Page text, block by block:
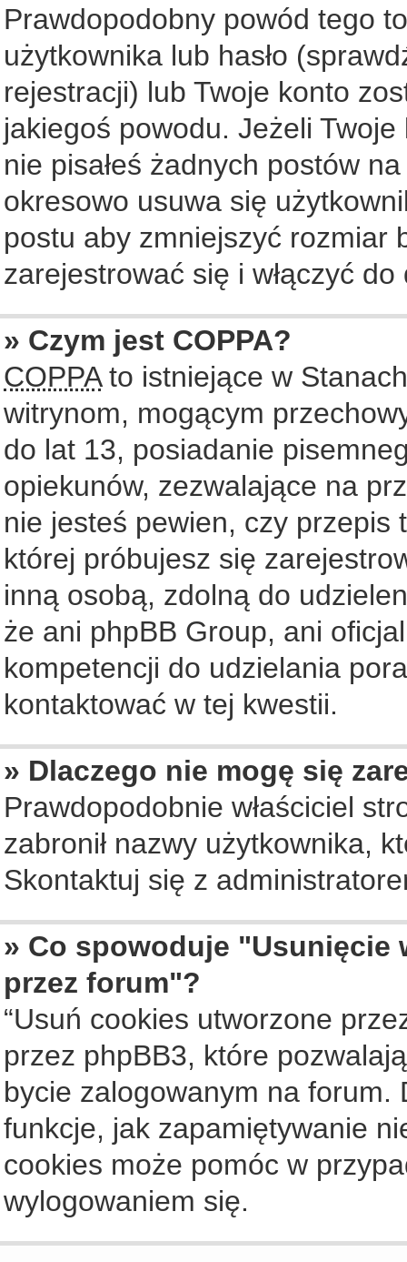
Prawdopodobny powód tego
użytkownika lub hasło
rejestracji) lub Twoje konto
jakiegoś powodu. Jeżeli
nie pisałeś żadnych postów
okresowo usuwa się
postu aby zmniejszyć rozmiar
zarejestrować się i włączyć
» Czym jest COPPA?
COPPAto istniejące w
witrynom, mogącym
do lat 13, posiadanie
opiekunów, zezwalające na
nie jesteś pewien, czy przepis
której próbujesz się
inną osobą, zdolną do
że ani phpBB Group, ani
kompetencji do udzielania
kontaktować w tej kwestii.
» Dlaczego nie mogę się
Prawdopodobnie właściciel
zabronił nazwy użytkownika,
Skontaktuj się z
» Co spowoduje
przez forum"?
“Usuń cookies utworzone
przez phpBB3, które
bycie zalogowanym na forum.
funkcje, jak zapamiętywanie
cookies może pomóc w
wylogowaniem się.